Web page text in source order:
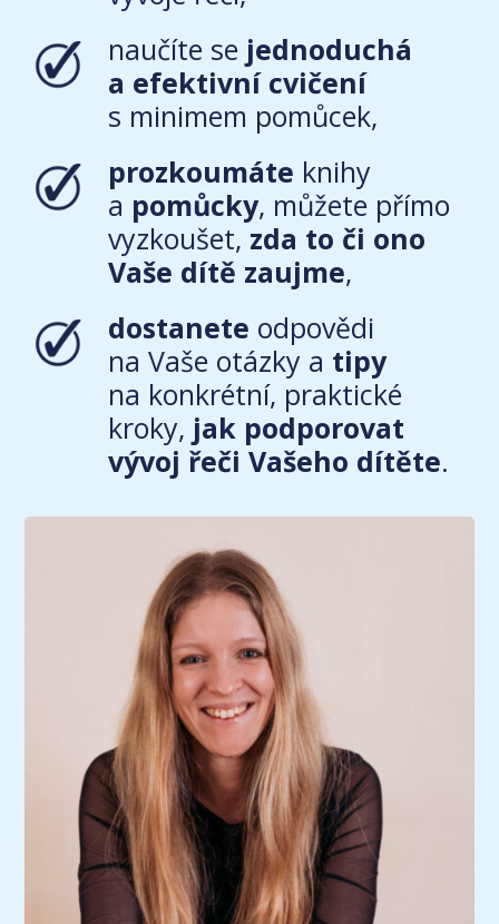
naučíte se jednoduchá
a efektivní cvičení
s minimem pomůcek,
prozkoumáte knihy
a pomůcky, můžete přímo
vyzkoušet, zda to či ono
Vaše dítě zaujme,
dostanete odpovědi
na Vaše otázky a tipy
na konkrétní, praktické
kroky, jak podporovat
vývoj řeči Vašeho dítěte.